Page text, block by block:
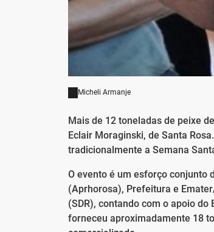
Micheli Armanje
Mais de 12 toneladas de peixe
Eclair Moraginski, de Santa
tradicionalmente a Semana
O evento é um esforço conjunto
(Aprhorosa), Prefeitura e
(SDR), contando com o apoio
forneceu aproximadamente 18